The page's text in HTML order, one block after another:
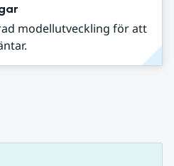
modellutveckling för att